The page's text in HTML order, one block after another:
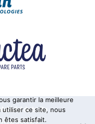
de traite
garantir la meilleure
utiliser ce site, nous
êtes satisfait.